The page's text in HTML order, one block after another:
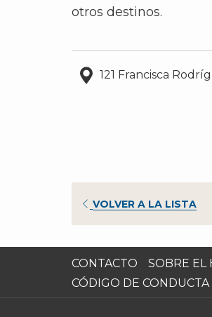
otros destinos.
121 Francisca
VOLVER A LA LISTA
CONTACTO SOBRE EL
CÓDIGO DE CONDUCTA